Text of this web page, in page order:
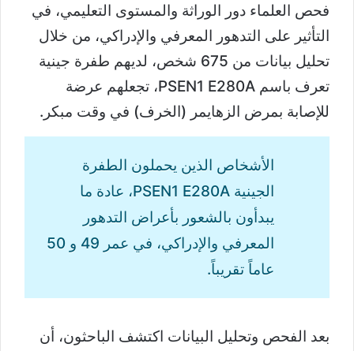
فحص العلماء دور الوراثة والمستوى التعليمي، في
التأثير على التدهور المعرفي والإدراكي، من خلال
تحليل بيانات من 675 شخص، لديهم طفرة جينية
تعرف باسم PSEN1 E280A، تجعلهم عرضة
للإصابة بمرض الزهايمر (الخرف) في وقت مبكر.
الأشخاص الذين يحملون الطفرة
الجينية PSEN1 E280A، عادة ما
يبدأون بالشعور بأعراض التدهور
المعرفي والإدراكي، في عمر 49 و 50
عاماً تقريباً.
بعد الفحص وتحليل البيانات اكتشف الباحثون، أن